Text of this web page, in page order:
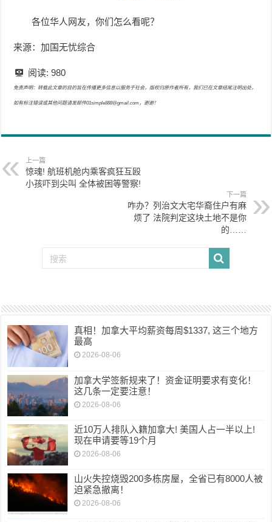
各位华人网友，你们怎么看呢？
来源：加国无忧综合
阅读: 980
免责声明：转载此文章的目的旨在传播更多信息以服务于社会，版权归原作者所有，我们已在文章结尾注明出处，
如有标注错误或其他问题请发邮件01simple888@gmail.com，谢谢！
上一篇
惊魂! 航班机舱内乘客疯狂互殴
小孩吓到尖叫 全体被困等警察!
下一篇
咋办？列治文大宅华裔住户有麻
烦了 法院判定这块土地不是你
的……
真相！加拿大平均薪资每周$1337, 这三个地方
最高
2026-08-06
加拿大学签新规来了！资金证明要求有变化！
这几条一定要注意！
2026-08-06
近10万人排队入籍加拿大! 美国人占一半以上!
现在申请要等19个月
2026-08-06
山火失控烧毁200多栋房屋，全省已有8000人被
迫紧急撤离！
2026-08-06